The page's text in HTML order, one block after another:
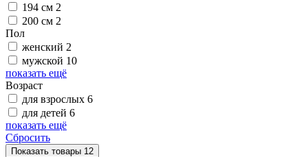
194 см 2
200 см 2
Пол
женский 2
мужской 10
показать ещё
Возраст
для взрослых 6
для детей 6
показать ещё
Сбросить
Показать товары 12